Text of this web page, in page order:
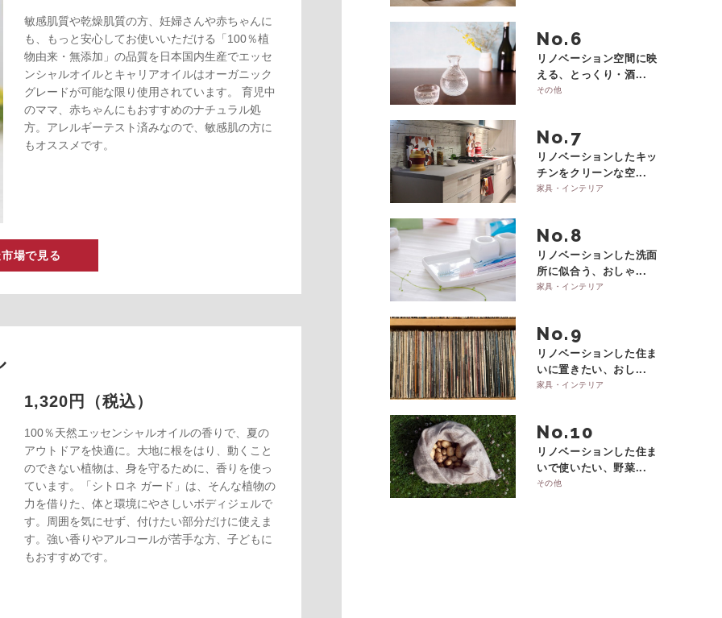
敏感肌質や乾燥肌質の方、妊婦さんや赤ちゃんに
も、もっと安心してお使いいただける「100％植
物由来・無添加」の品質を日本国内生産でエッセ
ンシャルオイルとキャリアオイルはオーガニック
グレードが可能な限り使用されています。 育児中
のママ、赤ちゃんにもおすすめのナチュラル処
方。アレルギーテスト済みなので、敏感肌の方に
もオススメです。
場で見る
1,320円（税込）
100％天然エッセンシャルオイルの香りで、夏の
アウトドアを快適に。大地に根をはり、動くこと
のできない植物は、身を守るために、香りを使っ
ています。「シトロネ ガード」は、そんな植物の
力を借りた、体と環境にやさしいボディジェルで
す。周囲を気にせず、付けたい部分だけに使えま
す。強い香りやアルコールが苦手な方、子どもに
もおすすめです。
No.
リノベーション空間に映
える、とっくり・酒...
その他
No.
リノベーションしたキッ
チンをクリーンな空...
家具・インテリア
No.
リノベーションした洗面
所に似合う、おしゃ...
家具・インテリア
No.
リノベーションした住ま
いに置きたい、おし...
家具・インテリア
No.
リノベーションした住ま
いで使いたい、野菜...
その他